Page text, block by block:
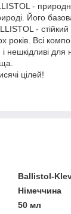
-
Його
- стійкий
років. Всі
нешкідливі для
цілей!
Ballistol-
Німеччина
50 мл